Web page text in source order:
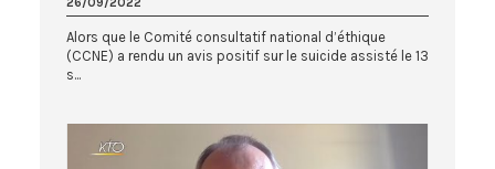
Alors que le Comité consultatif national d’éthique
(CCNE) a rendu un avis positif sur le suicide assisté le 13
s...